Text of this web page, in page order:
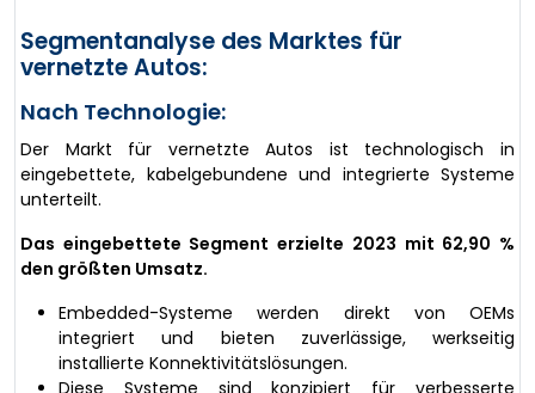
Segmentanalyse des Marktes für
vernetzte Autos:
Nach Technologie:
Der Markt für vernetzte Autos ist technologisch in
eingebettete, kabelgebundene und integrierte Systeme
unterteilt.
Das eingebettete Segment erzielte 2023 mit 62,90 %
den größten Umsatz.
Embedded-Systeme werden direkt von OEMs
integriert und bieten zuverlässige, werkseitig
installierte Konnektivitätslösungen.
Diese Systeme sind konzipiert für verbesserte